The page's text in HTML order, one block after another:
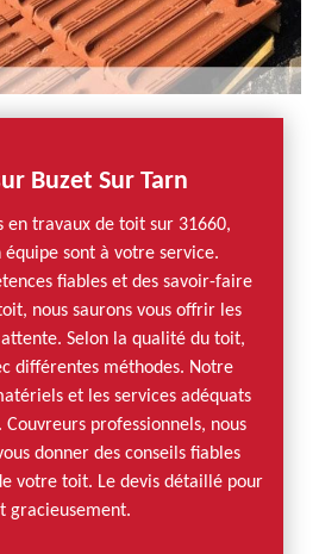
Buzet Sur Tarn
en travaux de toit sur 31660,
équipe sont à votre service.
fiables et des savoir-faire
nous saurons vous offrir les
Selon la qualité du toit,
différentes méthodes. Notre
et les services adéquats
professionnels, nous
donner des conseils fiables
votre toit. Le devis détaillé pour
gracieusement.